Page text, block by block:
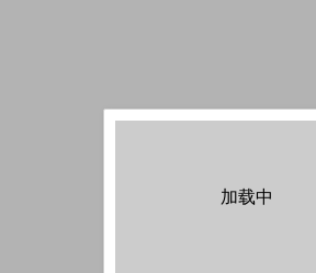
加载中